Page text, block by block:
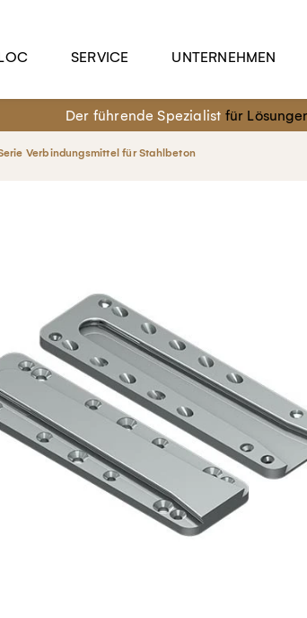
SERVICE UNTERNEHMEN
Der führende Spezialist für
Verbindungsmittel für Stahlbeton